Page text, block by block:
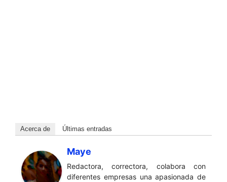
Acerca de Últimas entradas
Maye
Redactora, correctora, colabora con
diferentes empresas una apasionada de